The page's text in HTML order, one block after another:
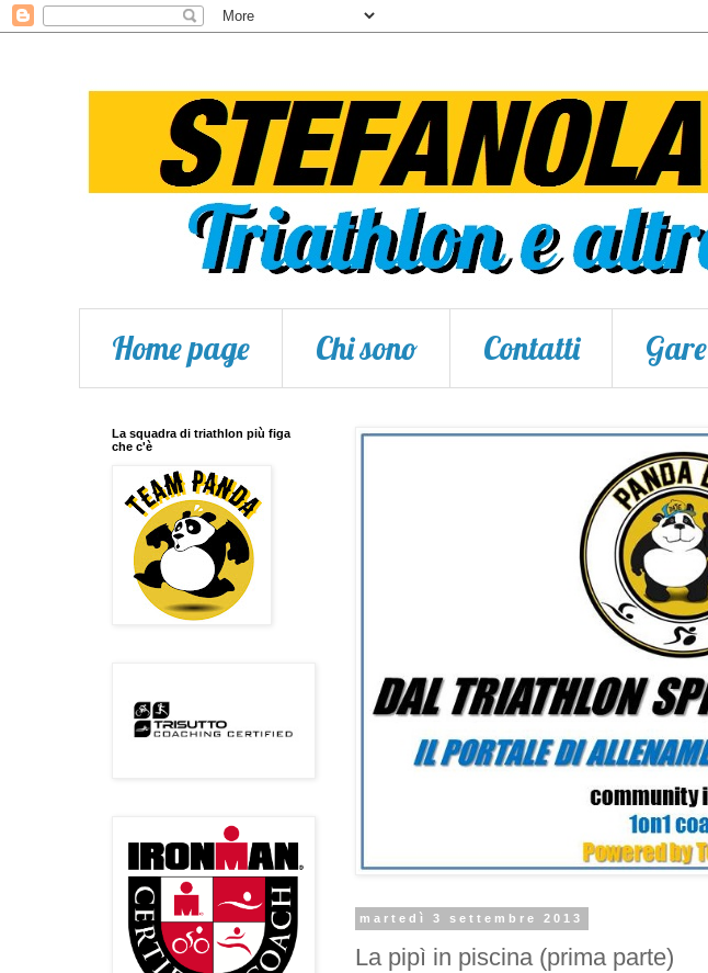
Home page Chi sono Contatti Gare
martedì 3 settembre 2013
La pipì in piscina (prima parte)
La squadra di triathlon più figa
che c'è